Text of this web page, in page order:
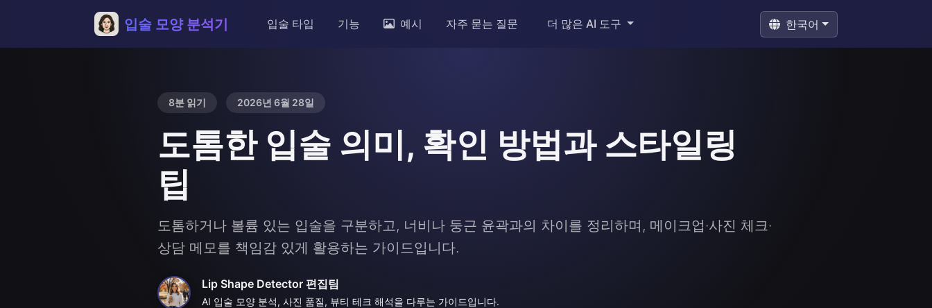
입술 모양 분석기 입술 타입 기능 예시 자주 묻는 질문 더 많은 AI 도구 한국어
8분 읽기 2026년 6월 28일
도톰한 입술 의미, 확인 방법과 스타일링
팁
도톰하거나 볼륨 있는 입술을 구분하고, 너비나 둥근 윤곽과의 차이를 정리하며, 메이크업·사진 체크·
상담 메모를 책임감 있게 활용하는 가이드입니다.
Lip Shape Detector 편집팀
AI 입술 모양 분석, 사진 품질, 뷰티 테크 해석을 다루는 가이드입니다.